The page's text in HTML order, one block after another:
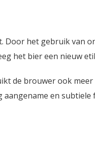
Door het gebruik van
het bier een nieuw
de brouwer ook
aangename en